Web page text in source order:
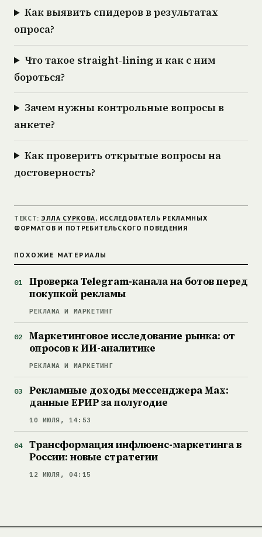
Как выявить спидеров в результатах
опроса?
Что такое straight-lining и как с ним
бороться?
Зачем нужны контрольные вопросы в
анкете?
Как проверить открытые вопросы на
достоверность?
ТЕКСТ:ЭЛЛА СУРКОВА, ИССЛЕДОВАТЕЛЬ РЕКЛАМНЫХ
ФОРМАТОВ И ПОТРЕБИТЕЛЬСКОГО ПОВЕДЕНИЯ
ПОХОЖИЕ МАТЕРИАЛЫ
Проверка Telegram-канала на ботов перед
покупкой рекламы
РЕКЛАМА И МАРКЕТИНГ
Маркетинговое исследование рынка: от
опросов к ИИ-аналитике
РЕКЛАМА И МАРКЕТИНГ
Рекламные доходы мессенджера Max:
данные ЕРИР за полугодие
10 ИЮЛЯ, 14:53
Трансформация инфлюенс-маркетинга в
России: новые стратегии
12 ИЮЛЯ, 04:15